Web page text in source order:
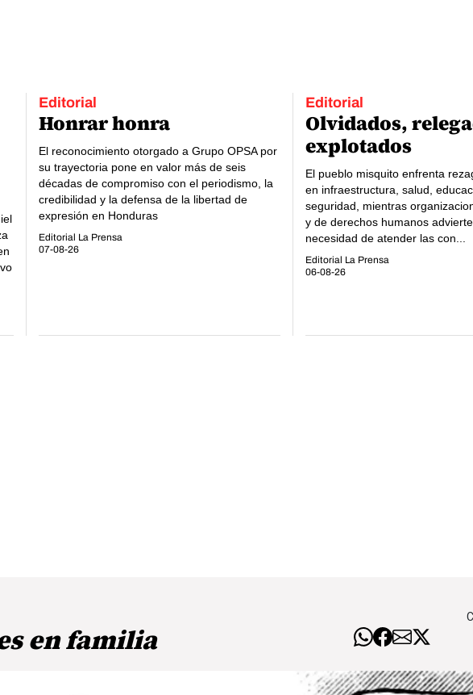
Editorial
Honrar honra
El reconocimiento otorgado a Grupo OPSA por
su trayectoria pone en valor más de seis
décadas de compromiso con el periodismo, la
credibilidad y la defensa de la libertad de
expresión en Honduras
Editorial La Prensa
07-08-26
Editorial
Olvidados,
explotados
El pueblo misquito enfrenta
en infraestructura, salud,
seguridad, mientras
y de derechos humanos
necesidad de atender las con...
Editorial La Prensa
06-08-26
en familia